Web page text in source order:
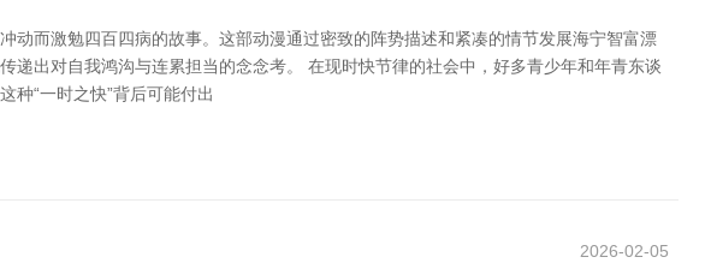
动而激勉四百四病的故事。这部动漫通过密致的阵势描述和紧凑的情节发展海宁智富漂
出对自我鸿沟与连累担当的念念考。 在现时快节律的社会中，好多青少年和年青东谈
种“一时之快”背后可能付出
2026-02-05